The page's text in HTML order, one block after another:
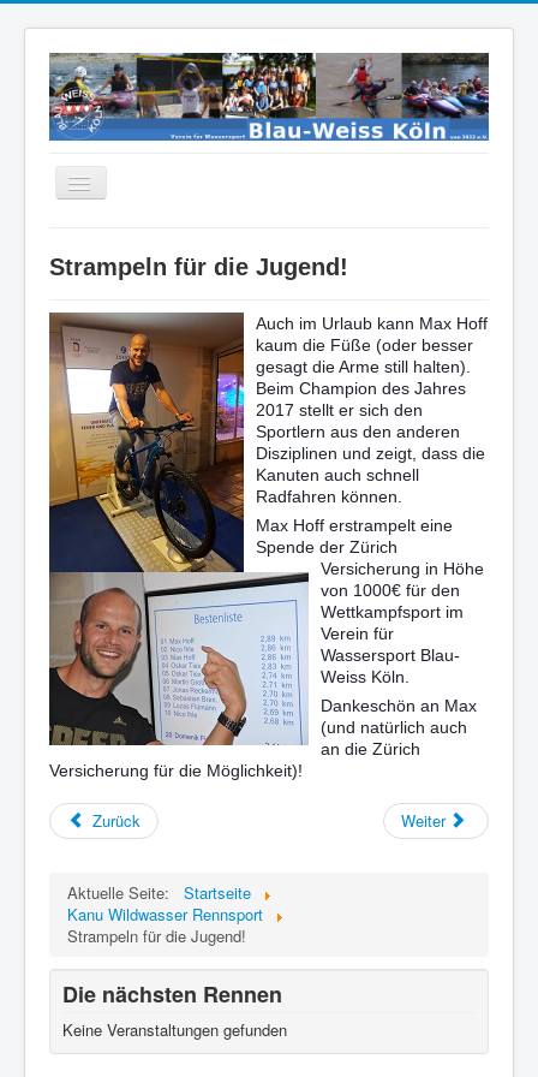
Navigation
Kanu Wildwasser Rennsport
SUP
Hallensport
Kanu Wandersport
Veranstaltungen/Kurse
Veranstaltungskalender
Historie
Strampeln für die Jugend!
Auch im Urlaub kann Max Hoff
kaum die Füße (oder besser
gesagt die Arme still halten).
Beim Champion des Jahres
2017 stellt er sich den
Sportlern aus den anderen
Disziplinen und zeigt, dass die
Kanuten auch schnell
Radfahren können.
Max Hoff erstrampelt eine
Spende der Zürich
Versicherung in Höhe
von 1000€ für den
Wettkampfsport im
Verein für
Wassersport Blau-
Weiss Köln.
Dankeschön an Max
(und natürlich auch
an die Zürich
Versicherung für die Möglichkeit)!
Zurück Weiter
Aktuelle Seite:
Startseite
Kanu Wildwasser Rennsport
Strampeln für die Jugend!
Die nächsten Rennen
Keine Veranstaltungen gefunden